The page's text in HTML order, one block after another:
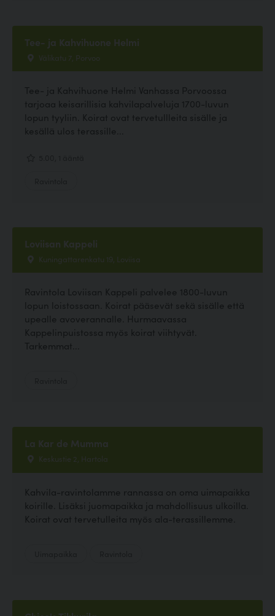
Tee- ja Kahvihuone Helmi
Välikatu 7, Porvoo
Tee- ja Kahvihuone Helmi Vanhassa Porvoossa
tarjoaa keisarillisia kahvilapalveluja 1700-luvun
lopun tyyliin. Koirat ovat tervetullleita sisälle ja
kesällä ulos terassille...
Loviisan Kappeli
Kuningattarenkatu 19, Loviisa
Ravintola Loviisan Kappeli palvelee 1800-luvun
lopun loistossaan. Koirat pääsevät sekä sisälle että
upealle avoverannalle. Hurmaavassa
Kappelinpuistossa myös koirat viihtyvät.
Tarkemmat...
La Kar de Mumma
Keskustie 2, Hartola
Kahvila-ravintolamme rannassa on oma uimapaikka
koirille. Lisäksi juomapaikka ja mahdollisuus ulkoilla.
Koirat ovat tervetulleita myös ala-terassillemme.